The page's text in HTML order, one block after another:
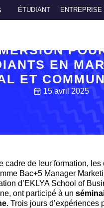
ÉTUDIANT ENTREPRISE
> Séminaire international
ACTUALITÉS
EN
ET
15 avril 2025
cadre de leur formation, les
Bac+5 Manager
d’EKLYA School of
ont participé à un
. Trois jours d’expériences